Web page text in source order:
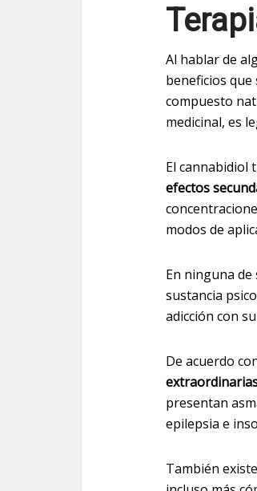
Al hablar de
beneficios
compuesto
medicinal, es
El cannabidiol
efectos
modos de
En ninguna de
sustancia
adicción con
De acuerdo
presentan
epilepsia e
También